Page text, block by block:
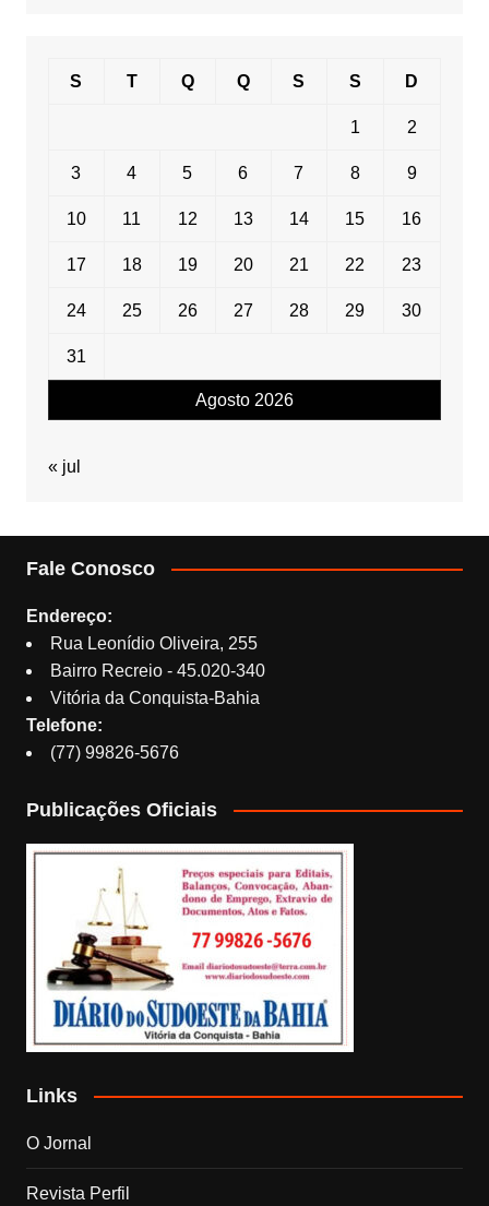
Agosto 2026
S T Q Q S S D
1 2
3 4 5 6 7 8 9
10 11 12 13 14 15 16
17 18 19 20 21 22 23
24 25 26 27 28 29 30
31
« jul
Fale Conosco
Endereço:
Rua Leonídio Oliveira, 255
Bairro Recreio - 45.020-340
Vitória da Conquista-Bahia
Telefone:
(77) 99826-5676
Publicações Oficiais
Links
O Jornal
Revista Perfil